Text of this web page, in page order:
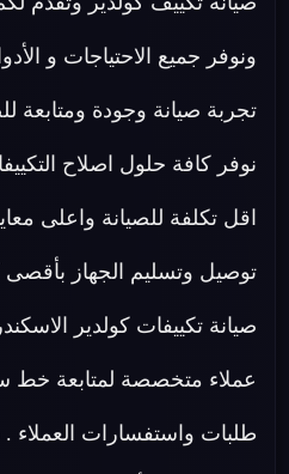
ونوفر جميع الاحتياجات و
تجربة صيانة وجودة ومتابعة
نوفر كافة حلول اصلاح
اقل تكلفة للصيانة واعلى
توصيل وتسليم الجهاز بأقصى
صيانة تكييفات كولدير
عملاء متخصصة لمتابعة خط
طلبات واستفسارات العملاء .